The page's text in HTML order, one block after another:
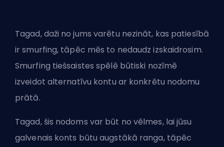
Tagad, daži no jums varētu nezināt, kas patiesībā
ir smurfing, tāpēc mēs to nedaudz izskaidrosim.
Smurfing tiešsaistes spēlē būtiski nozīmē
izveidot alternatīvu kontu ar konkrētu nodomu
prātā.
Tagad, šis nodoms var būt no vēlmes, lai jūsu
galvenais konts būtu augstākā ranga, tāpēc